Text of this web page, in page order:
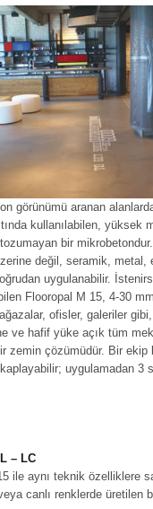
görünümü aranan
kullanılabilen, yüksek
bir
değil, seramik, metal,
uygulanabilir.
Flooropal M 15, 4-30
ofisler, galeriler
ve hafif yüke açık tüm
zemin çözümüdür. Bir ekip
uygulamadan 3
– LC
ile aynı teknik özelliklere
canlı renklerde üretilen